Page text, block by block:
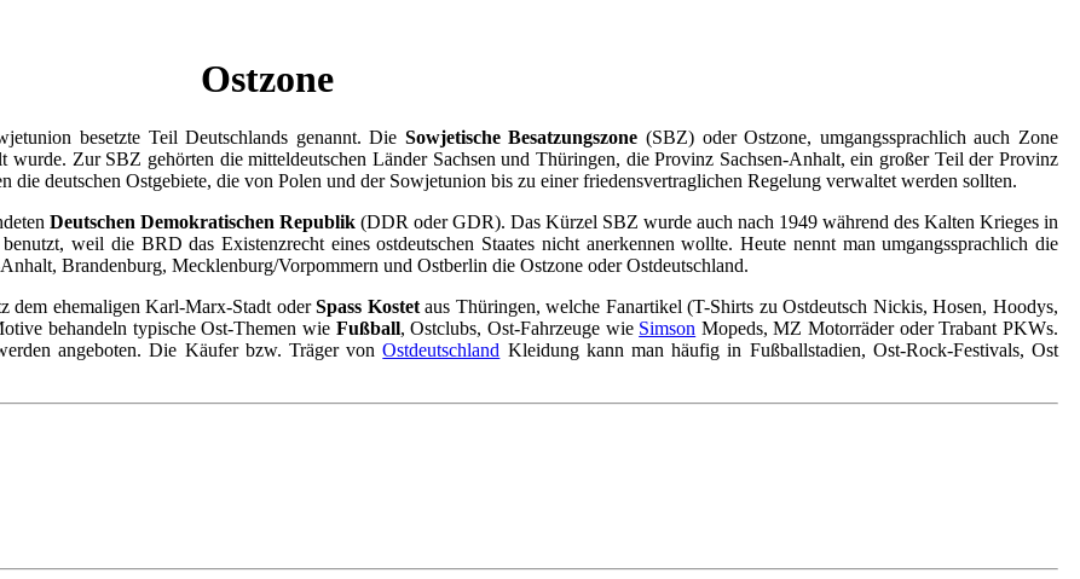
Ostzone
besetzte Teil Deutschlands genannt. Die Sowjetische Besatzungszone (SBZ) oder Ostzone, umgangssprachlich auch Zone
Zur SBZ gehörten die mitteldeutschen Länder Sachsen und Thüringen, die Provinz Sachsen-Anhalt, ein großer Teil der Provinz
deutschen Ostgebiete, die von Polen und der Sowjetunion bis zu einer friedensvertraglichen Regelung verwaltet werden sollten.
Deutschen Demokratischen Republik (DDR oder GDR). Das Kürzel SBZ wurde auch nach 1949 während des Kalten Krieges in
benutzt, weil die BRD das Existenzrecht eines ostdeutschen Staates nicht anerkennen wollte. Heute nennt man umgangssprachlich die
Brandenburg, Mecklenburg/Vorpommern und Ostberlin die Ostzone oder Ostdeutschland.
dem ehemaligen Karl-Marx-Stadt oderSpass Kostetaus Thüringen, welche Fanartikel (T-Shirts zu Ostdeutsch Nickis, Hosen, Hoodys,
behandeln typische Ost-Themen wie Fußball, Ostclubs, Ost-Fahrzeuge wie Simson Mopeds, MZ Motorräder oder Trabant PKWs.
angeboten. Die Käufer bzw. Träger vonOstdeutschland Kleidung kann man häufig in Fußballstadien, Ost-Rock-Festivals, Ost